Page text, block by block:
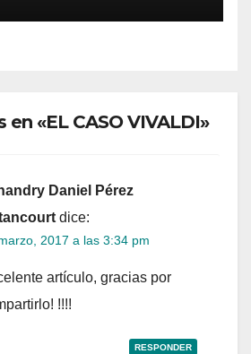
«EL CASO VIVALDI»
Daniel Pérez
dice:
2017 a las 3:34 pm
artículo, gracias por
!!!!
RESPONDER